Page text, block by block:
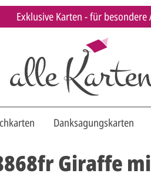
Exklusive Karten - für besondere
Danksagungskarten
Giraffe